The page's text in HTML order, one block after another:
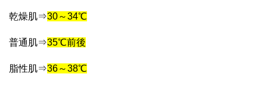
乾燥肌⇒30～34℃
普通肌⇒35℃前後
脂性肌⇒36～38℃